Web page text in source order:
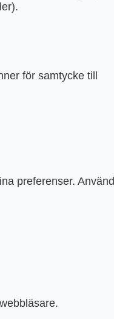
för samtycke till
preferenser. Använd